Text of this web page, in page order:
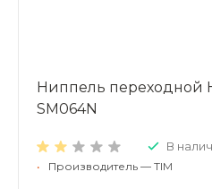
Ниппель переходной
SM064N
В
• Производитель — TIM